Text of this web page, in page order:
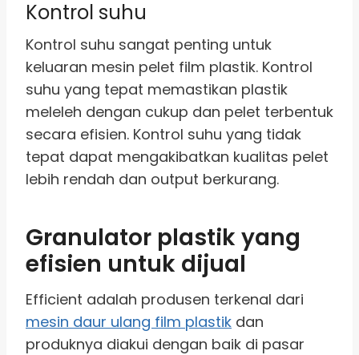
Kontrol suhu
Kontrol suhu sangat penting untuk
keluaran mesin pelet film plastik. Kontrol
suhu yang tepat memastikan plastik
meleleh dengan cukup dan pelet terbentuk
secara efisien. Kontrol suhu yang tidak
tepat dapat mengakibatkan kualitas pelet
lebih rendah dan output berkurang.
Granulator plastik yang
efisien untuk dijual
Efficient adalah produsen terkenal dari
mesin daur ulang film plastik dan
produknya diakui dengan baik di pasar